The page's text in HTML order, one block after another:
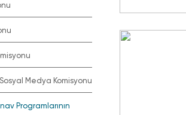
Sosyal Medya Komisyonu